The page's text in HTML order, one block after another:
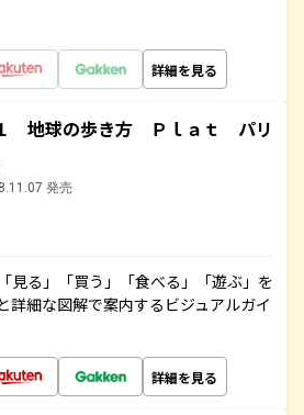
詳細を見る
地球の歩き方 Ｐｌａｔ パリ
発売
見る」「買う」「食べる」「遊ぶ」を
詳細な図解で案内するビジュアルガイ
詳細を見る